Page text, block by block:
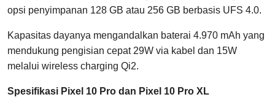
opsi penyimpanan 128 GB atau 256 GB berbasis UFS 4.0.
Kapasitas dayanya mengandalkan baterai 4.970 mAh yang
mendukung pengisian cepat 29W via kabel dan 15W
melalui wireless charging Qi2.
Spesifikasi Pixel 10 Pro dan Pixel 10 Pro XL